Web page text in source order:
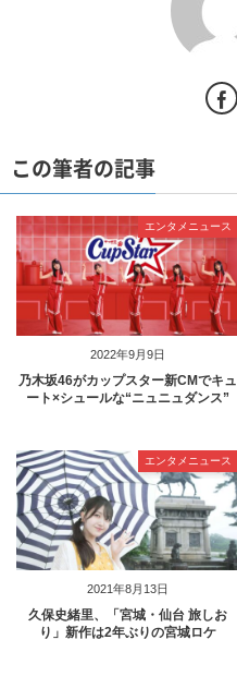
この筆者の記事
2022年9月9日
エンタメニュース
乃木坂46がカップスター新CMでキュ
ート×シュールな“ニュニュダンス”
2021年8月13日
エンタメニュース
久保史緒里、「宮城・仙台 旅しお
り」新作は2年ぶりの宮城ロケ